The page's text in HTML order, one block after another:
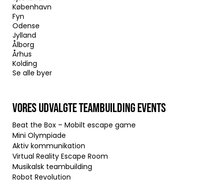
København
Fyn
Odense
Jylland
Ålborg
Århus
Kolding
Se alle byer
VORES UDVALGTE TEAMBUILDING EVENTS
Beat the Box – Mobilt escape game
Mini Olympiade
Aktiv kommunikation
Virtual Reality Escape Room
Musikalsk teambuilding
Robot Revolution